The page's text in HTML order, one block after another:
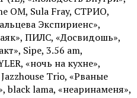
OM, Sula Fray, СТРИО,
Экспириенс»,
ПИЛС, «Досвидошь»,
Sipe, 3.56 am,
«ночь на кухне»,
Trio, «Рваные
black lama, «неаринаменя»,